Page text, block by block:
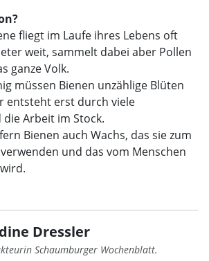
fliegt im Laufe ihres Lebens oft
weit, sammelt dabei aber Pollen
ganze Volk.
müssen Bienen unzählige Blüten
entsteht erst durch viele
Arbeit im Stock.
Bienen auch Wachs, das sie zum
und das vom Menschen
Dressler
Schaumburger Wochenblatt.